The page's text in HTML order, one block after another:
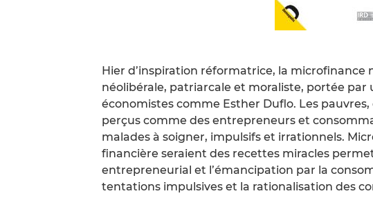
Hier d’inspiration réformatrice, la microfinance
néolibérale, patriarcale et moraliste, portée par
économistes comme Esther Duflo. Les
perçus comme des entrepreneurs et
malades à soigner, impulsifs et irrationnels.
financière seraient des recettes miracles
entrepreneurial et l’émancipation par la
tentations impulsives et la rationalisation des